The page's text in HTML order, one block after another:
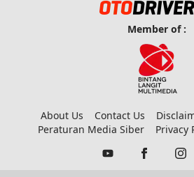
Member of :
About Us Contact Us
Peraturan Media Siber
Privacy